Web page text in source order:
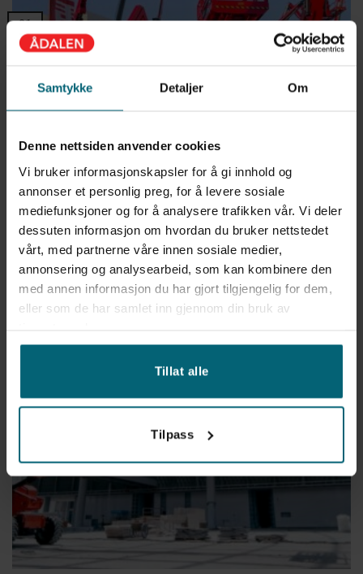
Samtykke Detaljer Om
Denne nettsiden anvender cookies
Vi bruker informasjonskapsler for å gi innhold og
annonser et personlig preg, for å levere sosiale
mediefunksjoner og for å analysere trafikken vår. Vi deler
dessuten informasjon om hvordan du bruker nettstedet
vårt, med partnerne våre innen sosiale medier,
annonsering og analysearbeid, som kan kombinere den
med annen informasjon du har gjort tilgjengelig for dem,
eller som de har samlet inn gjennom din bruk av
Tillat alle
Tilpass
LGMG på Bauma messen 2022
Den 33 utgaven av Bauma ble avholdt 24-30 oktober i Munchen. Fokus
var ikke overaskende [...]
01
nov